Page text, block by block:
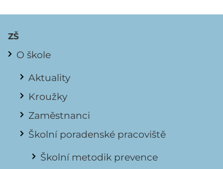
ZŠ
O škole
Aktuality
Kroužky
Zaměstnanci
Školní poradenské pracoviště
Školní metodik prevence